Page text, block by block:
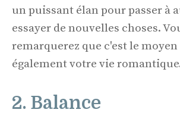
un puissant élan pour passer à
essayer de nouvelles choses.
remarquerez que c'est le
également votre vie
2. Balance